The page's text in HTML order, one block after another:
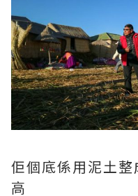
佢個底係用泥土
高